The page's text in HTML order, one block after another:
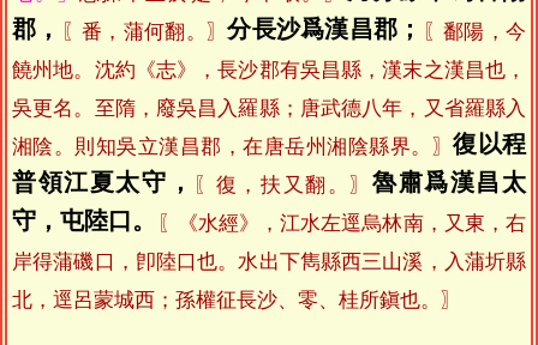
郡，
〖番，蒲何翻。〗分長沙爲漢昌郡；
〖鄱陽，今
饒州地。沈約《志》，長沙郡有吳昌縣，漢末之漢昌也，
吳更名。至隋，廢吳昌入羅縣；唐武德八年，又省羅縣入
湘陰。則知吳立漢昌郡，在唐岳州湘陰縣界。〗復以程
普領江夏太守，
〖復，扶又翻。〗魯肅爲漢昌太
守，屯陸口。
〖《水經》，江水左逕烏林南，又東，右
岸得蒲磯口，卽陸口也。水出下雋縣西三山溪，入蒲圻縣
北，逕呂蒙城西；孫權征長沙、零、桂所鎭也。〗